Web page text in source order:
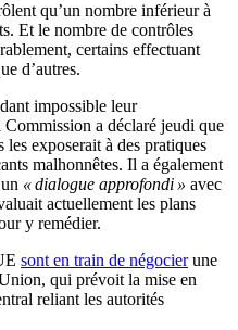
qu’un nombre inférieur à
Et le nombre de contrôles
certains effectuant
d’autres.
impossible leur
a déclaré jeudi que
exposerait à des pratiques
malhonnêtes. Il a également
« dialogue approfondi » avec
actuellement les plans
y remédier.
sont en train de négocierune
qui prévoit la mise en
reliant les autorités